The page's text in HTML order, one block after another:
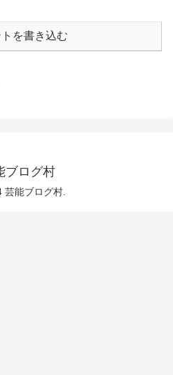
を書き込む
ブログ村
芸能ブログ村.